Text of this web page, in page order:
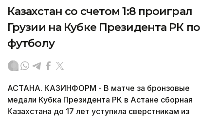
Казахстан со счетом 1:8 проиграл
Грузии на Кубке Президента РК по
футболу
АСТАНА. КАЗИНФОРМ - В матче за бронзовые
медали Кубка Президента РК в Астане сборная
Казахстана до 17 лет уступила сверстникам из